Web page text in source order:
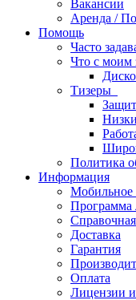
Вакансии
Аренда /
Помощь
Часто
Что с моим
Тизеры
Политика
Информация
Мобильное
Программа
Доставка
Гарантия
Оплата
Лицензии